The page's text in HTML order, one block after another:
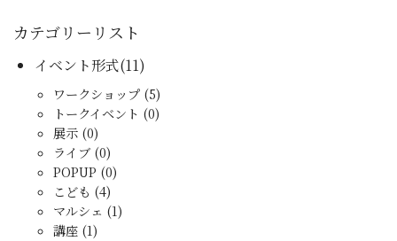
カテゴリーリスト
イベント形式(11)
ワークショップ (5)
トークイベント (0)
展示 (0)
ライブ (0)
POPUP (0)
こども (4)
マルシェ (1)
講座 (1)